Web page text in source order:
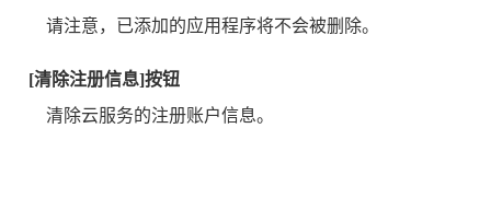
请注意，已添加的应用程序将不会被删除。
[清除注册信息]按钮
清除云服务的注册账户信息。